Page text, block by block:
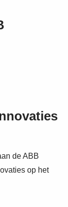
de ABB
op het